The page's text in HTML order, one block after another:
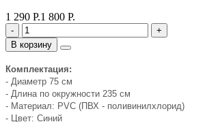
1 290 Р.1 800 Р.
-
+
В корзину
Комплектация:
- Диаметр 75 см
- Длина по окружности 235 см
- Материал: PVC (ПВХ - поливинилхлорид)
- Цвет: Синий